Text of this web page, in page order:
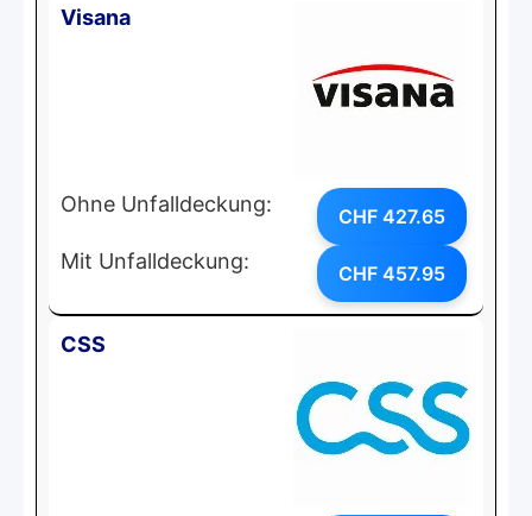
Visana
Ohne Unfalldeckung: CHF 427.65
Mit Unfalldeckung: CHF 457.95
CSS